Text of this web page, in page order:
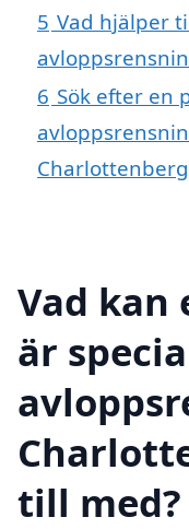
5 Vad hjälper
6 Sök efter en
Charlottenberg
Vad kan
är
till med?